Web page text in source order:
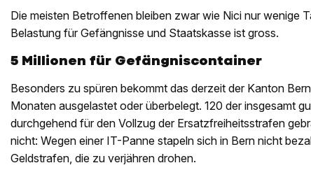
Die meisten Betroffenen bleiben zwar wie Nici nur wenige
Belastung für Gefängnisse und Staatskasse ist gross.
5 Millionen für Gefängniscontainer
Besonders zu spüren bekommt das derzeit der Kanton
Monaten ausgelastet oder überbelegt. 120 der insgesamt
durchgehend für den Vollzug der Ersatzfreiheitsstrafen
nicht: Wegen einer IT-Panne stapeln sich in Bern nicht
Geldstrafen, die zu verjähren drohen.